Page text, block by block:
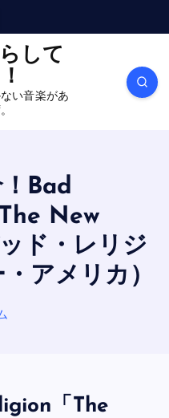
い音楽があ
Bad
New
ド・レリジ
アメリカ）
「The